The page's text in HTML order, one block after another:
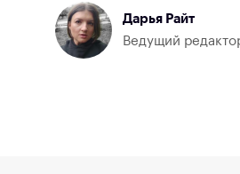
Дарья Райт
Ведущий